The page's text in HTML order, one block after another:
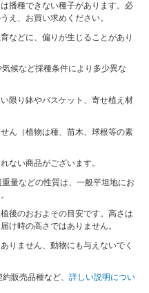
播種できない種子があります。必
え、お買い求めください。
などに、偏りが生じることがあり
候など採種条件により多少異な
限り鉢やバスケット、寄せ植え材
ん（植物は種、苗木、球根等の素
ない商品がございます。
量などの性質は、一般平坦地にお
後のおおよその目安です。高さは
け時の高さではありません。
りません、動物にも与えないでく
約販売品種など、詳しい説明につい